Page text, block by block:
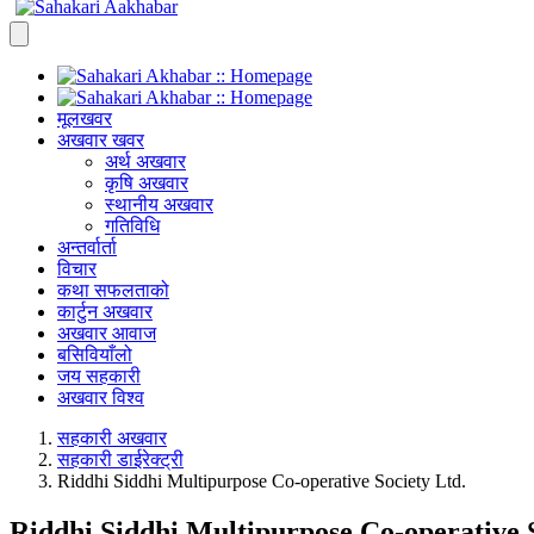
मूलखवर
अखवार खवर
अर्थ अखवार
कृषि अखवार
स्थानीय अखवार
गतिविधि
अन्तर्वार्ता
विचार
कथा सफलताको
कार्टुन अखवार
अखवार आवाज
बसिवियाँलो
जय सहकारी
अखवार विश्व
सहकारी अखवार
सहकारी डाईरेक्ट्री
Riddhi Siddhi Multipurpose Co-operative Society Ltd.